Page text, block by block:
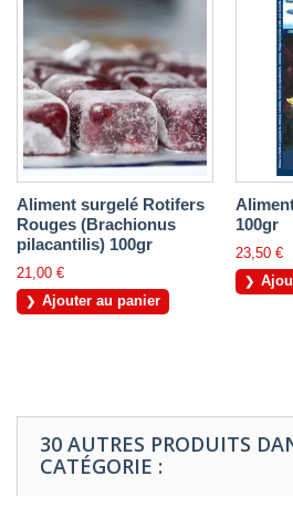
Aliment surgelé Rotifers
Rouges (Brachionus
pilacantilis) 100gr
21,00 €
Ajouter au panier
100gr
23,50 €
30 AUTRES PRODUITS
CATÉGORIE :